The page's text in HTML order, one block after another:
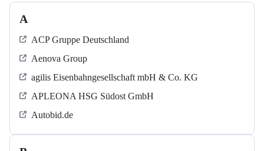
A
ACP Gruppe Deutschland
Aenova Group
agilis Eisenbahngesellschaft mbH & Co. KG
APLEONA HSG Südost GmbH
Autobid.de